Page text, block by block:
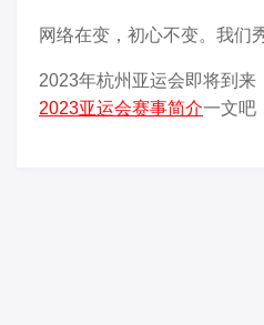
网络在变，初心不变。我们
2023年杭州亚运会即将到来
2023亚运会赛事简介一文吧